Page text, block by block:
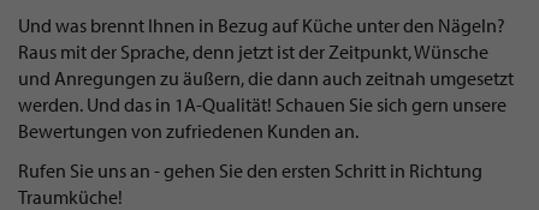
Und was brennt Ihnen in Bezug auf Küche unter den Nägeln?
Raus mit der Sprache, denn jetzt ist der Zeitpunkt, Wünsche
und Anregungen zu äußern, die dann auch zeitnah umgesetzt
werden. Und das in 1A-Qualität! Schauen Sie sich gern unsere
Bewertungen von zufriedenen Kunden an.
Rufen Sie uns an - gehen Sie den ersten Schritt in Richtung
Traumküche!